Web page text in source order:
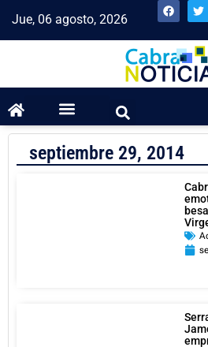
Jue, 06 agosto, 2026
septiembre 29, 2014